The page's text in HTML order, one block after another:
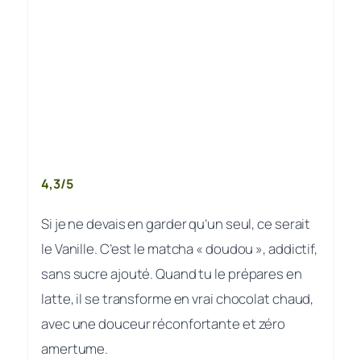
4,3/5
Si je ne devais en garder qu’un seul, ce serait
le Vanille. C’est le matcha « doudou », addictif,
sans sucre ajouté. Quand tu le prépares en
latte, il se transforme en vrai chocolat chaud,
avec une douceur réconfortante et zéro
amertume.